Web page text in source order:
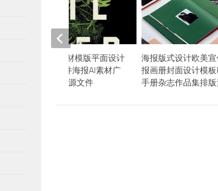
海报版式设计欧美
报画册封面设计模板
手册杂志作品集排
版式设计会员VIP素材模版平面设计
字体Illustrator源文件海报AI素材广
告横幅banner海报ai源文件